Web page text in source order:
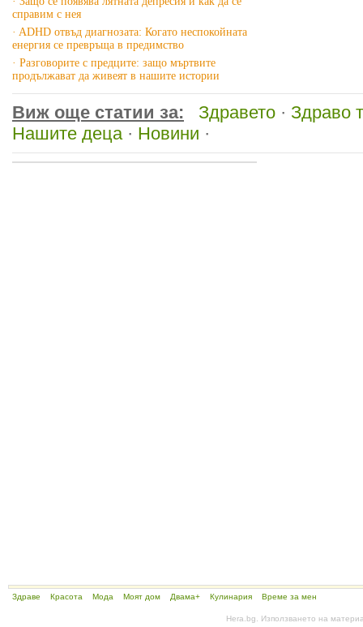
справим с нея
· ADHD отвъд диагнозата: Когато неспокойната
енергия се превръща в предимство
· Разговорите с предците: защо мъртвите
продължават да живеят в нашите истории
Виж още статии за: Здравето · Здраво
Нашите деца· Новини ·
Здраве Красота Мода Моят дом Двама+ Кулинария Време за мен
Hera.bg. Използването на